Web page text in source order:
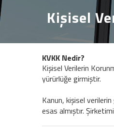
Kişisel
KVKK Nedir?
Kişisel Verilerin
yürürlüğe girmiştir.
Kanun, kişisel
esas almıştır.